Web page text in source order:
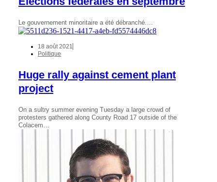
Le gouvernement minoritaire a été débranché.…
18 août 2021
Politique
Huge rally against cement plant
project
On a sultry summer evening Tuesday a large crowd of
protesters gathered along County Road 17 outside of the
Colacem…